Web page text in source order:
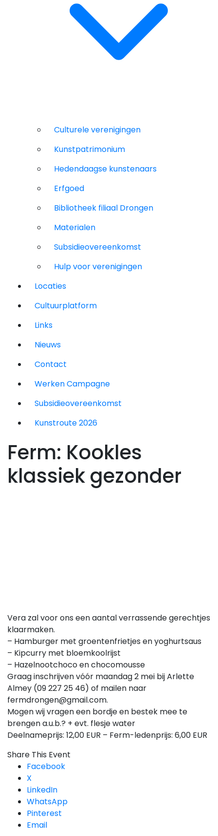
Culturele verenigingen
Kunstpatrimonium
Hedendaagse kunstenaars
Erfgoed
Bibliotheek filiaal Drongen
Materialen
Subsidieovereenkomst
Hulp voor verenigingen
Locaties
Cultuurplatform
Links
Nieuws
Contact
Werken Campagne
Subsidieovereenkomst
Kunstroute 2026
Ferm: Kookles
klassiek gezonder
Vera zal voor ons een aantal verrassende gerechtjes
klaarmaken.
– Hamburger met groentenfrietjes en yoghurtsaus
– Kipcurry met bloemkoolrijst
– Hazelnootchoco en chocomousse
Graag inschrijven vóór maandag 2 mei bij Arlette
Almey (09 227 25 46) of mailen naar
fermdrongen@gmail.com.
Mogen wij vragen een bordje en bestek mee te
brengen a.u.b.? + evt. flesje water
Deelnameprijs: 12,00 EUR – Ferm-ledenprijs: 6,00 EUR
Share This Event
Facebook
X
LinkedIn
WhatsApp
Pinterest
Email